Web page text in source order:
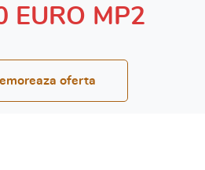
EURO MP2
oferta